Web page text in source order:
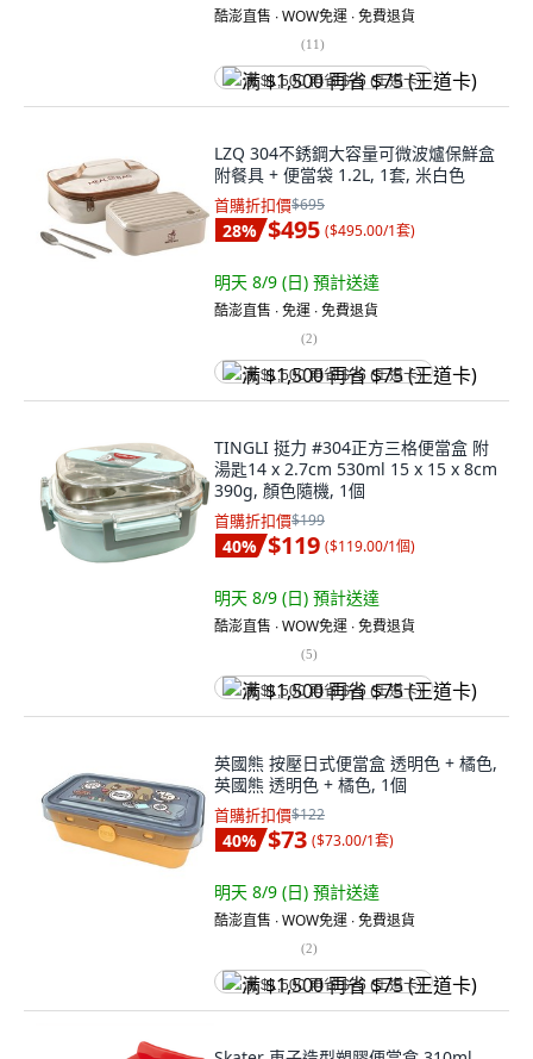
酷澎直售 ∙ WOW免運 ∙ 免費退貨
(11)
满 $1,500 再省 $75 (王道卡)
LZQ 304不銹鋼大容量可微波爐保鮮盒
附餐具 + 便當袋 1.2L, 1套, 米白色
首購折扣價$695
28% $495 ($495.00/1套)
明天 8/9 (日) 預計送達
酷澎直售 ∙ 免運 ∙ 免費退貨
(2)
满 $1,500 再省 $75 (王道卡)
TINGLI 挺力 #304正方三格便當盒 附
湯匙14 x 2.7cm 530ml 15 x 15 x 8cm
390g, 顏色隨機, 1個
首購折扣價$199
40% $119 ($119.00/1個)
明天 8/9 (日) 預計送達
酷澎直售 ∙ WOW免運 ∙ 免費退貨
(5)
满 $1,500 再省 $75 (王道卡)
英國熊 按壓日式便當盒 透明色 + 橘色,
英國熊 透明色 + 橘色, 1個
首購折扣價$122
40% $73 ($73.00/1套)
明天 8/9 (日) 預計送達
酷澎直售 ∙ WOW免運 ∙ 免費退貨
(2)
满 $1,500 再省 $75 (王道卡)